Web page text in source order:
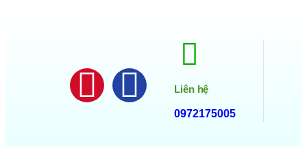
Liên hệ
0972175005